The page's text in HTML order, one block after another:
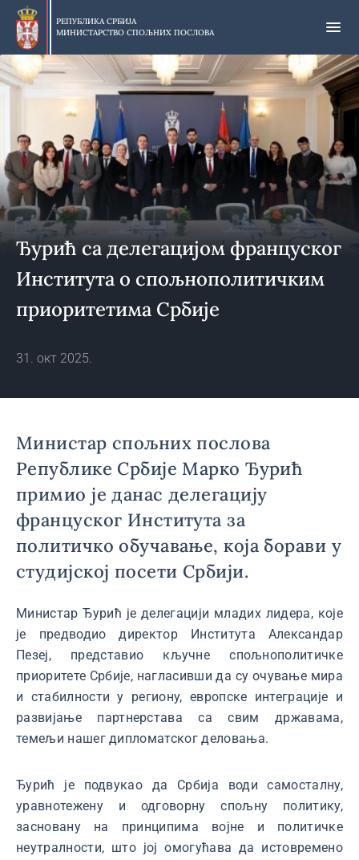
Прескочи
главни
део
садржаја
РЕПУБЛИКА СРБИЈА
МИНИСТАРСТВО СПОЉНИХ ПОСЛОВА
Ђурић са делегацијом француског
Института о спољнополитичким
приоритетима Србије
31. окт 2025.
Министар спољних послова
Републике Србије Марко Ђурић
примио је данас делегацију
француског Института за
политичко обучавање, која борави у
студијској посети Србији.
Министар Ђурић је делегацији младих лидера, које
је предводио директор Института Александар
Пезеј, представио кључне спољнополитичке
приоритете Србије, нагласивши да су очување мира
и стабилности у региону, европске интеграције и
развијање партнерстава са свим државама,
темељи нашег дипломатског деловања.
Ђурић је подвукао да Србија води самосталну,
уравнотежену и одговорну спољну политику,
засновану на принципима војне и политичке
неутралности, што јој омогућава да истовремено